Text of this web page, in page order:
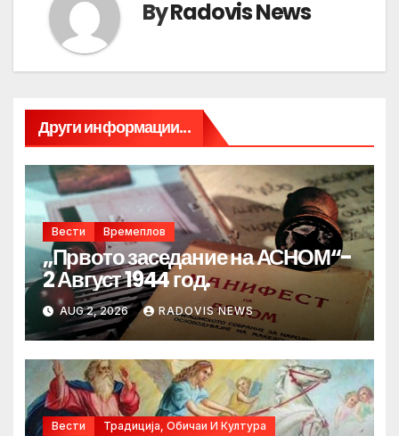
ByRadovis News
Други информации...
Вести Времеплов
„Првото заседание на АСНОМ“-
2 Август 1944 год.
AUG 2, 2026 RADOVIS NEWS
Вести Традиција, Обичаи И Култура